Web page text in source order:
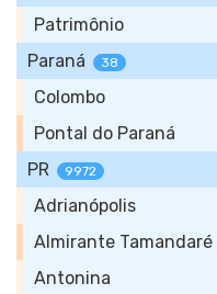
Patrimônio
Paraná
38
Colombo
Pontal do Paraná
PR
9972
Adrianópolis
Almirante Tamandaré
Antonina